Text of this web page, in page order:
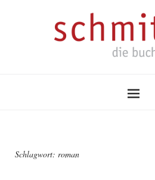
Schlagwort: roman